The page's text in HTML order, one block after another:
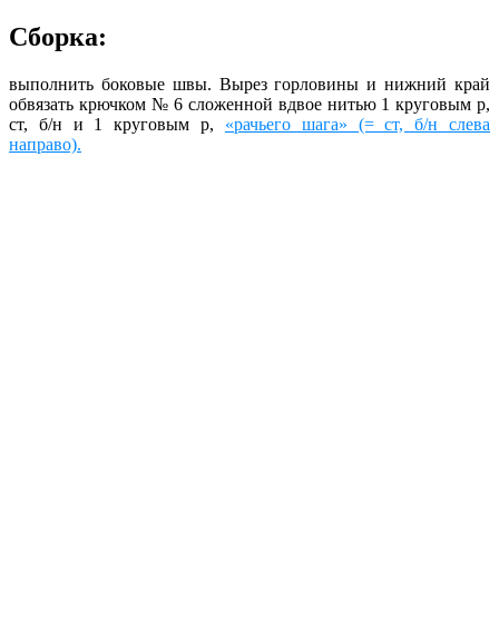
Сборка:
выполнить боковые швы. Вырез горловины и нижний край
обвязать крючком № 6 сложенной вдвое нитью 1 круговым р,
ст, б/н и 1 круговым р, «рачьего шага» (= ст, б/н слева
направо).